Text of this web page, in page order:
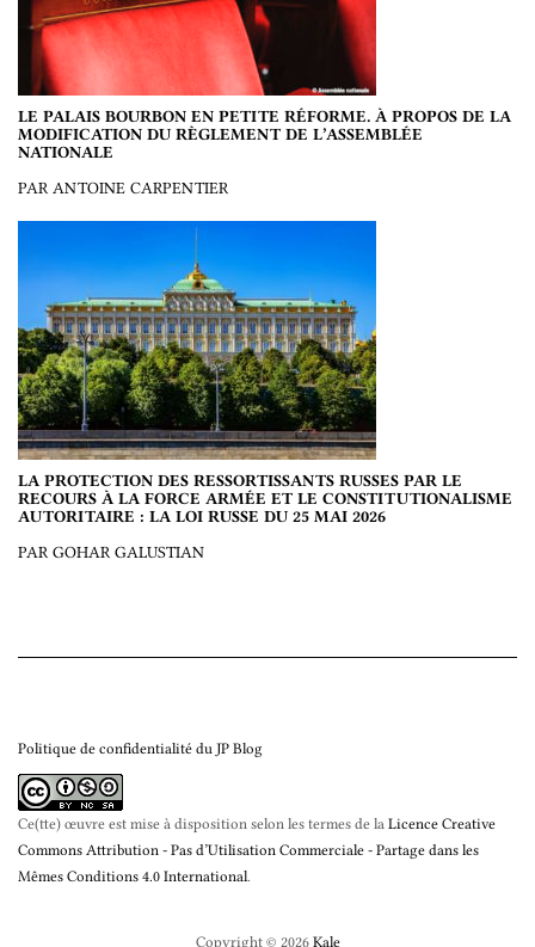
LE PALAIS BOURBON EN PETITE RÉFORME. À PROPOS DE LA
MODIFICATION DU RÈGLEMENT DE L’ASSEMBLÉE
NATIONALE
PAR ANTOINE CARPENTIER
LA PROTECTION DES RESSORTISSANTS RUSSES PAR LE
RECOURS À LA FORCE ARMÉE ET LE CONSTITUTIONALISME
AUTORITAIRE : LA LOI RUSSE DU 25 MAI 2026
PAR GOHAR GALUSTIAN
Politique de confidentialité du JP Blog
Ce(tte) œuvre est mise à disposition selon les termes de la Licence Creative
Commons Attribution - Pas d’Utilisation Commerciale - Partage dans les
Mêmes Conditions 4.0 International.
Copyright © 2026 Kale